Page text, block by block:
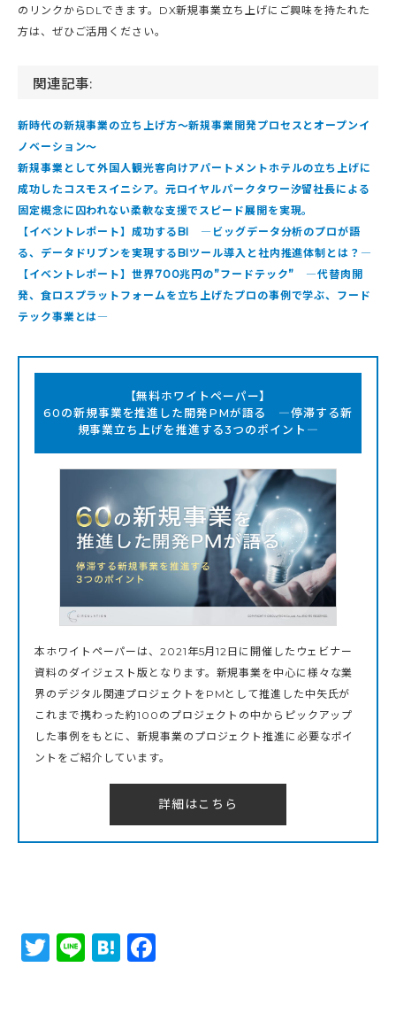
のリンクからDLできます。DX新規事業立ち上げにご興味を持たれた
方は、ぜひご活用ください。
関連記事:
新時代の新規事業の立ち上げ方〜新規事業開発プロセスとオープンイ
ノベーション〜
新規事業として外国人観光客向けアパートメントホテルの立ち上げに
成功したコスモスイニシア。元ロイヤルパークタワー汐留社長による
固定概念に囚われない柔軟な支援でスピード展開を実現。
【イベントレポート】成功するBI ―ビッグデータ分析のプロが語
る、データドリブンを実現するBIツール導入と社内推進体制とは？―
【イベントレポート】世界700兆円の”フードテック” ―代替肉開
発、食ロスプラットフォームを立ち上げたプロの事例で学ぶ、フード
テック事業とは―
【無料ホワイトペーパー】
60の新規事業を推進した開発PMが語る ―停滞する新
規事業立ち上げを推進する3つのポイント―
本ホワイトペーパーは、2021年5月12日に開催したウェビナー
資料のダイジェスト版となります。新規事業を中心に様々な業
界のデジタル関連プロジェクトをPMとして推進した中矢氏が
これまで携わった約100のプロジェクトの中からピックアップ
した事例をもとに、新規事業のプロジェクト推進に必要なポイ
ントをご紹介しています。
詳細はこちら
Twitter
LineHatena